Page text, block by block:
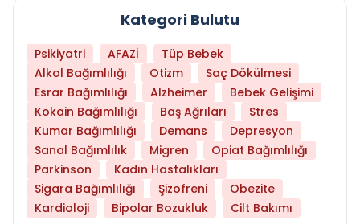
Kategori Bulutu
Psikiyatri AFAZİ
Tüp Bebek
Alkol Bağımlılığı
Otizm
Saç Dökülmesi
Esrar Bağımlılığı
Alzheimer
Bebek Gelişimi
Kokain Bağımlılığı
Baş Ağrıları
Stres
Kumar Bağımlılığı
Demans
Depresyon
Sanal Bağımlılık
Migren
Opiat Bağımlılığı
Parkinson
Kadın Hastalıkları
Sigara Bağımlılığı
Şizofreni
Obezite
Kardioloji
Bipolar Bozukluk Cilt Bakımı